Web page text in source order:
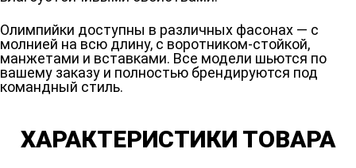
Олимпийки доступны в различных фасонах — с
молнией на всю длину, с воротником-стойкой,
манжетами и вставками. Все модели шьются по
вашему заказу и полностью брендируются под
командный стиль.
ХАРАКТЕРИСТИКИ ТОВАРА